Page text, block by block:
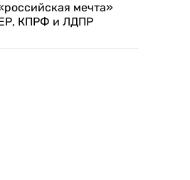
мечта»
ЕР, КПРФ и ЛДПР